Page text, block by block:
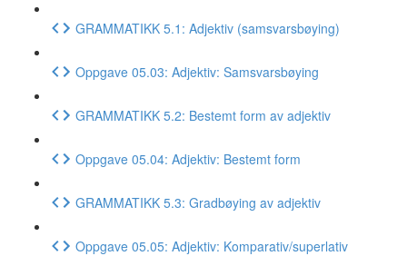
GRAMMATIKK 5.1: Adjektiv (samsvarsbøying)
Oppgave 05.03: Adjektiv: Samsvarsbøying
GRAMMATIKK 5.2: Bestemt form av adjektiv
Oppgave 05.04: Adjektiv: Bestemt form
GRAMMATIKK 5.3: Gradbøying av adjektiv
Oppgave 05.05: Adjektiv: Komparativ/superlativ